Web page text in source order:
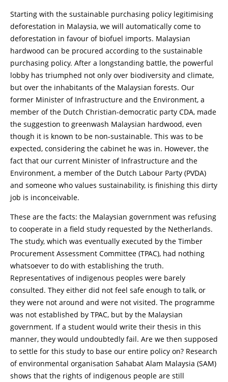
Starting with the sustainable purchasing policy legitimising
deforestation in Malaysia, we will automatically come to
deforestation in favour of biofuel imports. Malaysian
hardwood can be procured according to the sustainable
purchasing policy. After a longstanding battle, the powerful
lobby has triumphed not only over biodiversity and climate,
but over the inhabitants of the Malaysian forests. Our
former Minister of Infrastructure and the Environment, a
member of the Dutch Christian-democratic party CDA, made
the suggestion to greenwash Malaysian hardwood, even
though it is known to be non-sustainable. This was to be
expected, considering the cabinet he was in. However, the
fact that our current Minister of Infrastructure and the
Environment, a member of the Dutch Labour Party (PVDA)
and someone who values sustainability, is finishing this dirty
job is inconceivable.
These are the facts: the Malaysian government was refusing
to cooperate in a field study requested by the Netherlands.
The study, which was eventually executed by the Timber
Procurement Assessment Committee (TPAC), had nothing
whatsoever to do with establishing the truth.
Representatives of indigenous peoples were barely
consulted. They either did not feel safe enough to talk, or
they were not around and were not visited. The programme
was not established by TPAC, but by the Malaysian
government. If a student would write their thesis in this
manner, they would undoubtedly fail. Are we then supposed
to settle for this study to base our entire policy on? Research
of environmental organisation Sahabat Alam Malaysia (SAM)
shows that the rights of indigenous people are still